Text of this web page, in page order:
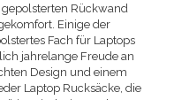
Rückwand
Einige der
Fach für Laptops
jahrelange Freude an
Design und einem
Laptop Rucksäcke, die